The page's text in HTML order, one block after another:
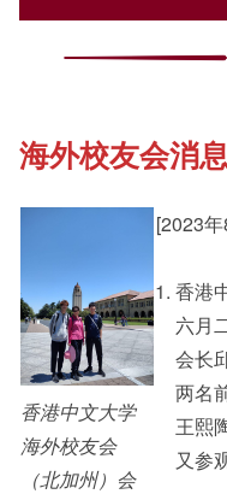
《新亚简讯》
《新亚书院概览》
新亚影集
影片库
College Updates
Cultural Topics
Staff Engagement
海外校友会消
香港中文大学
海外校友会
（北加州）会
[2023
香港
六月
会长
两名
王熙
又参